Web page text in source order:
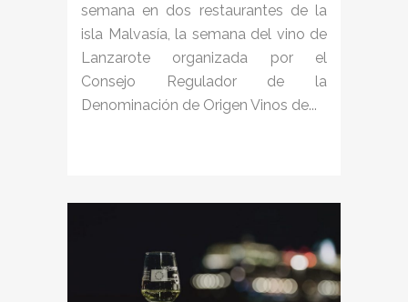
semana en dos restaurantes de la
isla Malvasía, la semana del vino de
Lanzarote organizada por el
Consejo Regulador de la
Denominación de Origen Vinos de...